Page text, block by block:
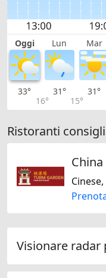
Oggi Lun Mar
33°
16°
31°
15°
31°
Ristoranti
Visionare radar